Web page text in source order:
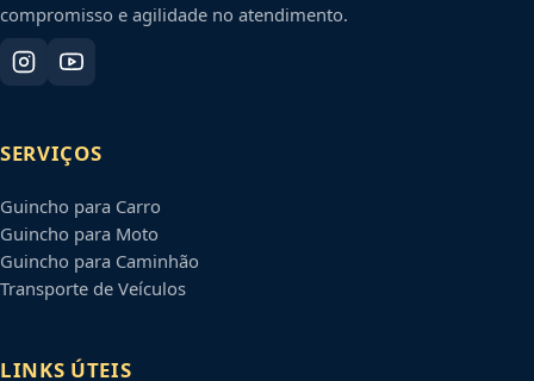
compromisso e agilidade no atendimento.
SERVIÇOS
Guincho para Carro
Guincho para Moto
Guincho para Caminhão
Transporte de Veículos
LINKS ÚTEIS